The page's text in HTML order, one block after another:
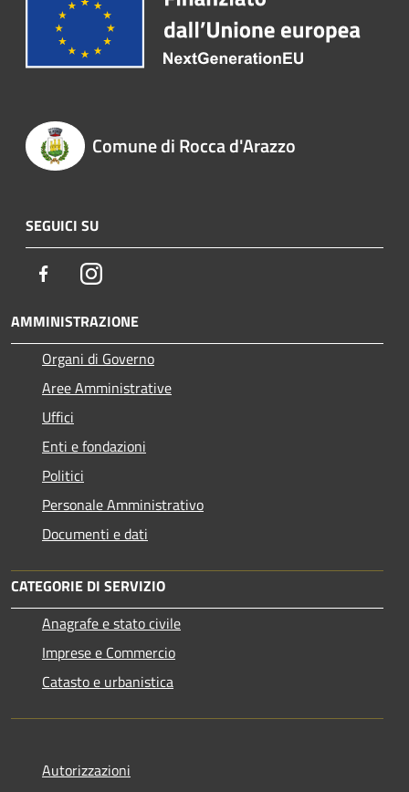
Comune di Rocca d'Arazzo
SEGUICI SU
FacebookInstagram
AMMINISTRAZIONE
Organi di Governo
Aree Amministrative
Uffici
Enti e fondazioni
Politici
Personale Amministrativo
Documenti e dati
CATEGORIE DI SERVIZIO
Anagrafe e stato civile
Imprese e Commercio
Catasto e urbanistica
Autorizzazioni